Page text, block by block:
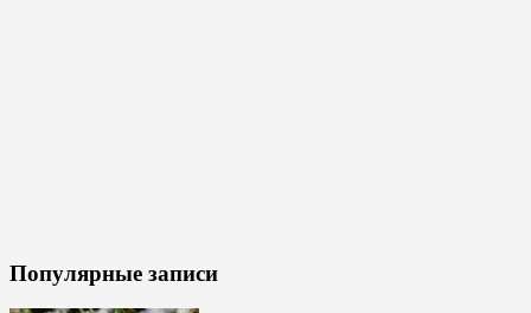
Популярные записи